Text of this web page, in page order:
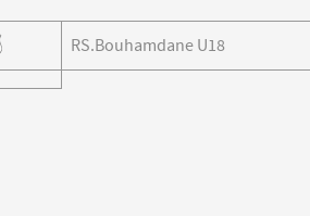
RS.Bouhamdane U18